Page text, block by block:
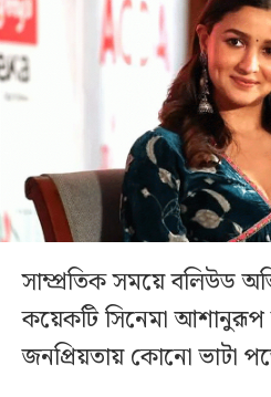
সাম্প্রতিক সময়ে বলিউড
কয়েকটি সিনেমা আশানুরূপ
জনপ্রিয়তায় কোনো ভাটা